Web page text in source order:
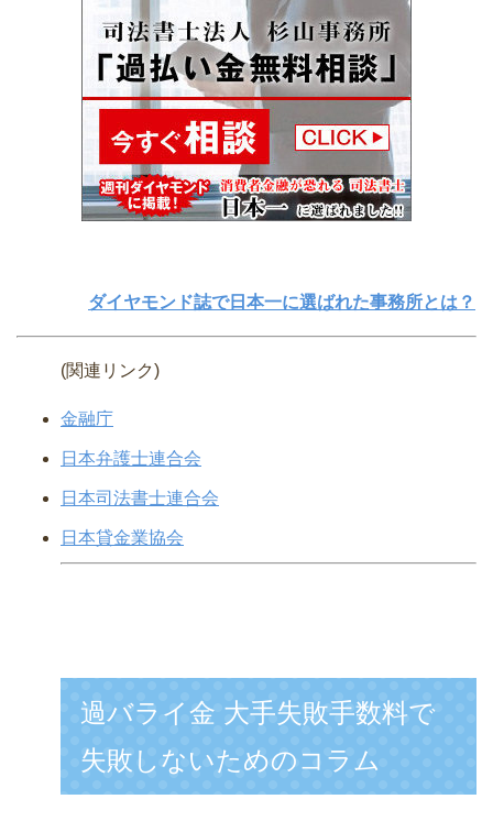
ダイヤモンド誌で日本一に選ばれた事務所とは？
(関連リンク)
金融庁
日本弁護士連合会
日本司法書士連合会
日本貸金業協会
過バライ金 大手失敗手数料で
失敗しないためのコラム